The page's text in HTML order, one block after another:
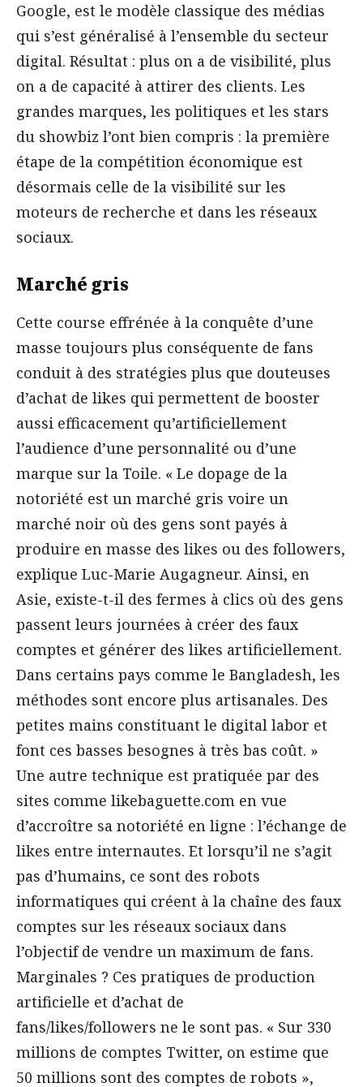
Google, est le modèle classique des médias
qui s’est généralisé à l’ensemble du secteur
digital. Résultat : plus on a de visibilité, plus
on a de capacité à attirer des clients. Les
grandes marques, les politiques et les stars
du showbiz l’ont bien compris : la première
étape de la compétition économique est
désormais celle de la visibilité sur les
moteurs de recherche et dans les réseaux
sociaux.
Marché gris
Cette course effrénée à la conquête d’une
masse toujours plus conséquente de fans
conduit à des stratégies plus que douteuses
d’achat de likes qui permettent de booster
aussi efficacement qu’artificiellement
l’audience d’une personnalité ou d’une
marque sur la Toile. « Le dopage de la
notoriété est un marché gris voire un
marché noir où des gens sont payés à
produire en masse des likes ou des followers,
explique Luc-Marie Augagneur. Ainsi, en
Asie, existe-t-il des fermes à clics où des gens
passent leurs journées à créer des faux
comptes et générer des likes artificiellement.
Dans certains pays comme le Bangladesh, les
méthodes sont encore plus artisanales. Des
petites mains constituant le digital labor et
font ces basses besognes à très bas coût. »
Une autre technique est pratiquée par des
sites comme likebaguette.com en vue
d’accroître sa notoriété en ligne : l’échange de
likes entre internautes. Et lorsqu’il ne s’agit
pas d’humains, ce sont des robots
informatiques qui créent à la chaîne des faux
comptes sur les réseaux sociaux dans
l’objectif de vendre un maximum de fans.
Marginales ? Ces pratiques de production
artificielle et d’achat de
fans/likes/followers ne le sont pas. « Sur 330
millions de comptes Twitter, on estime que
50 millions sont des comptes de robots »,